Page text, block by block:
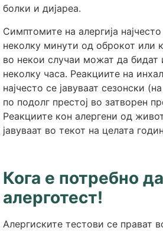
болки и дијареа.
Симптомите на алергија
неколку минути од оброкот или
во некои случаи можат да
неколку часа. Реакциите на
најчесто се јавуваат сезонски
по подолг престој во затворен
Реакциите кон алергени од
јавуваат во текот на целата
Кога е потребно
алерготест!
Алергиските тестови се прават